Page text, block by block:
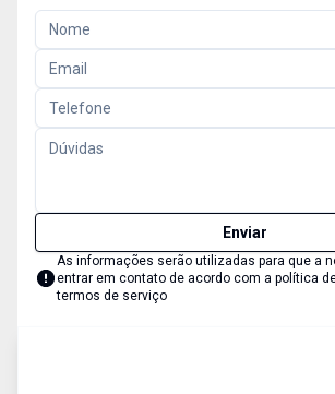
Enviar
As informações serão utilizadas para que a
entrar em contato de acordo com a política
termos de serviço